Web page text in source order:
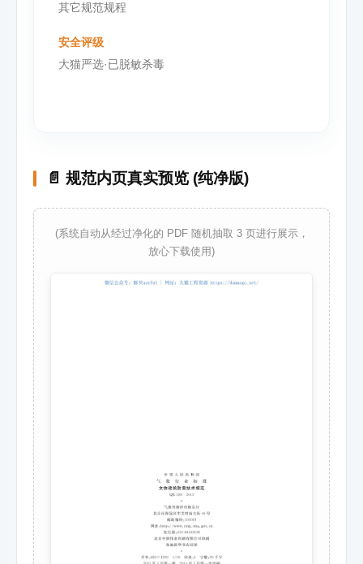
其它规范规程
安全评级
大猫严选·已脱敏杀毒
📄 规范内页真实预览 (纯净版)
(系统自动从经过净化的 PDF 随机抽取 3 页进行展示，
放心下载使用)